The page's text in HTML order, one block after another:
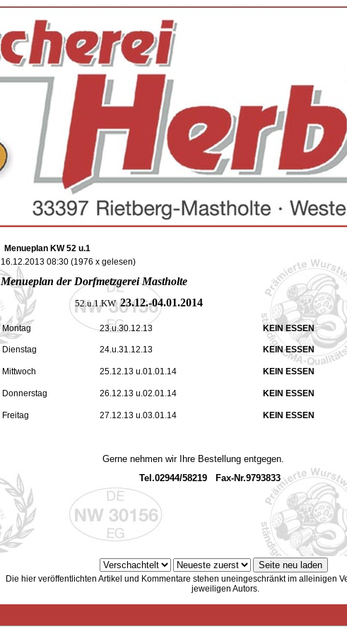
Menueplan KW 52 u.1
16.12.2013 08:30 (1976 x gelesen)
Menueplan der Dorfmetzgerei Mastholte
52.u.1.KW23.12.-04.01.2014
Montag 23.u.30.12.13 KEIN ESSEN
Dienstag 24.u.31.12.13 KEIN ESSEN
Mittwoch 25.12.13 u.01.01.14 KEIN ESSEN
Donnerstag 26.12.13 u.02.01.14 KEIN ESSEN
Freitag 27.12.13 u.03.01.14 KEIN ESSEN
Gerne nehmen wir Ihre Bestellung entgegen.
Tel.02944/58219 Fax-Nr.9793833
Die hier veröffentlichten Artikel und Kommentare stehen uneingeschränkt im alleinigen
jeweiligen Autors.